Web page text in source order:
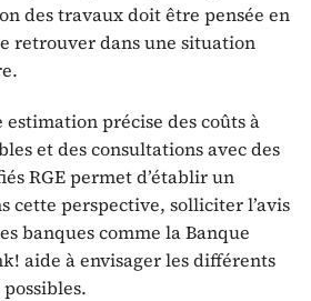
des travaux doit être pensée en
retrouver dans une situation
précise des coûts à
et des consultations avec des
RGE permet d’établir un
cette perspective, solliciter l’avis
banques comme la Banque
aide à envisager les différents